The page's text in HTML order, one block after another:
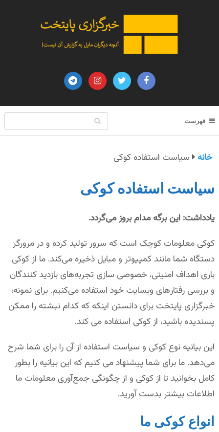
فهرست
خانه سیاست استفاده کوکی
سیاست استفاده کوکی
یادداشت: این برگه مدام بروز می‌گردد.
کوکی معلومات کوچک است که سرور تولید کرده و در مرورگر
دستگاه شما مانند کمپیوتر و مبایل ذخیره می‌کند. ما از کوکی
باری اهداف امنیتی، خصوصی سازی تجربه‌های بازدید کنندگان
و بررسی رفتار‌های وبسایت خود استفاده می‌کنیم. برای نمونه،
خبرگزاری پایتخت برای دانستن اینکه که کدام نبشته را ممکن
پسندیده باشید، از کوکی استفاده می کند.
این بیانیه نوع کوکی و سیاست استفاده از آن را برای شما شرح
می‌دهد. ما برای شما پیشنهاد می کنیم که این بیانیه را بطور
کامل بخوانید تا از کوکی و از چگونگی جمع‌آوری معلومات ما
اطلاعات بیشتر بدست آورید.
انواع کوکی ما